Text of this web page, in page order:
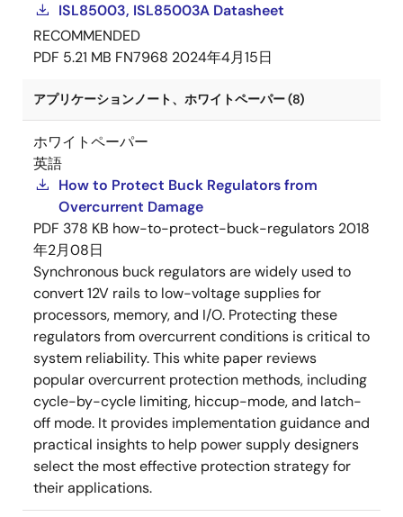
ISL85003, ISL85003A Datasheet
RECOMMENDED
PDF 5.21 MB FN7968 2024年4月15日
アプリケーションノート、ホワイトペーパー (8)
ホワイトペーパー
英語
How to Protect Buck Regulators from
Overcurrent Damage
PDF 378 KB how-to-protect-buck-regulators 2018
年2月08日
Synchronous buck regulators are widely used to
convert 12V rails to low-voltage supplies for
processors, memory, and I/O. Protecting these
regulators from overcurrent conditions is critical to
system reliability. This white paper reviews
popular overcurrent protection methods, including
cycle-by-cycle limiting, hiccup-mode, and latch-
off mode. It provides implementation guidance and
practical insights to help power supply designers
select the most effective protection strategy for
their applications.